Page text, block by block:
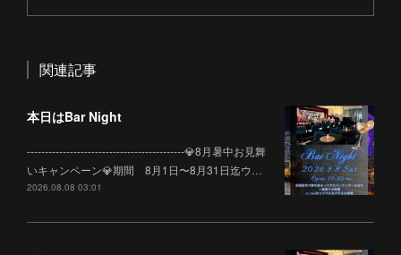
関連記事
本日はBar Night
--------------------------------------------💎8月暑中お見舞
いキャンペーン💎期間 8月1日〜8月31日迄ウ…
2026.08.08 03:01